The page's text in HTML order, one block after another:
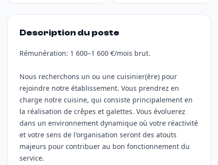
Description du poste
Rémunération: 1 600–1 600 €/mois brut.
Nous recherchons un ou une cuisinier(ère) pour
rejoindre notre établissement. Vous prendrez en
charge notre cuisine, qui consiste principalement en
la réalisation de crêpes et galettes. Vous évoluerez
dans un environnement dynamique où votre réactivité
et votre sens de l'organisation seront des atouts
majeurs pour contribuer au bon fonctionnement du
service.